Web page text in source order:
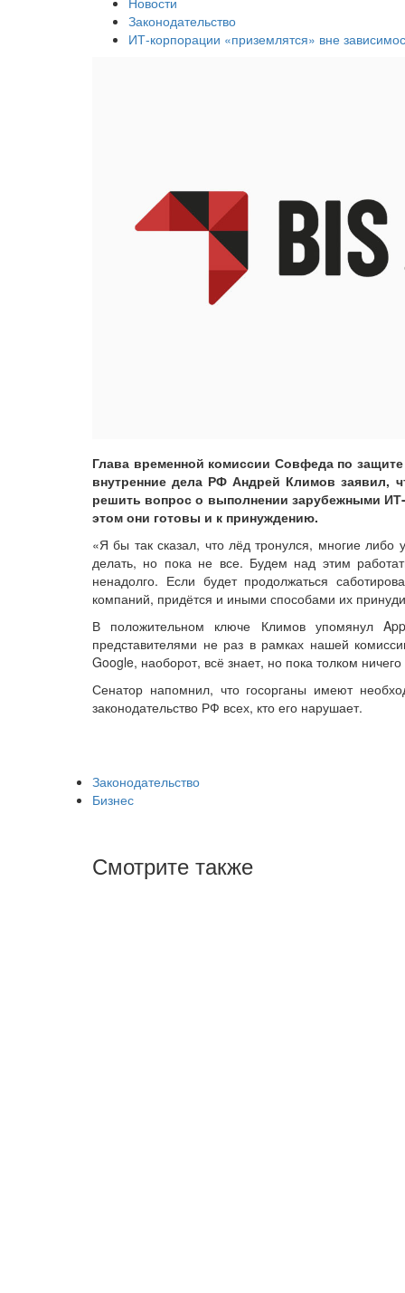
Законодательство
ИТ-корпорации «приземлятся» вне
Глава временной комиссии Совфеда по
внутренние дела РФ Андрей Климов заявил,
решить вопрос о выполнении зарубежными
этом они готовы и к принуждению.
«Я бы так сказал, что лёд тронулся, многие либо
делать, но пока не все. Будем над этим
ненадолго. Если будет продолжаться
компаний, придётся и иными способами их
В положительном ключе Климов упомянул
представителями не раз в рамках нашей
Google, наоборот, всё знает, но пока толком
Сенатор напомнил, что госорганы имеют
законодательство РФ всех, кто его нарушает.
Законодательство
Бизнес
Смотрите также